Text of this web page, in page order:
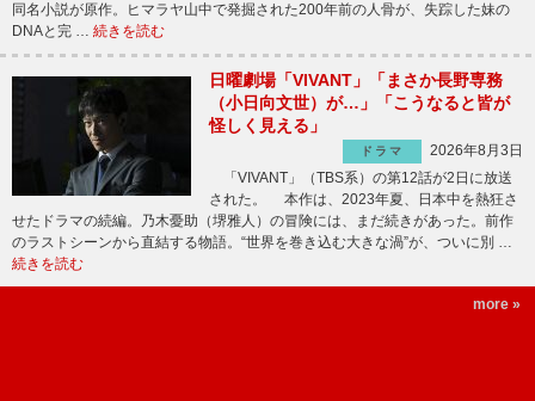
同名小説が原作。ヒマラヤ山中で発掘された200年前の人骨が、失踪した妹の
DNAと完 … 続きを読む
日曜劇場「VIVANT」「まさか長野専務
（小日向文世）が…」「こうなると皆が
怪しく見える」
ドラマ
2026年8月3日
「VIVANT」（TBS系）の第12話が2日に放送
された。 本作は、2023年夏、日本中を熱狂さ
せたドラマの続編。乃木憂助（堺雅人）の冒険には、まだ続きがあった。前作
のラストシーンから直結する物語。“世界を巻き込む大きな渦”が、ついに別 …
続きを読む
more »